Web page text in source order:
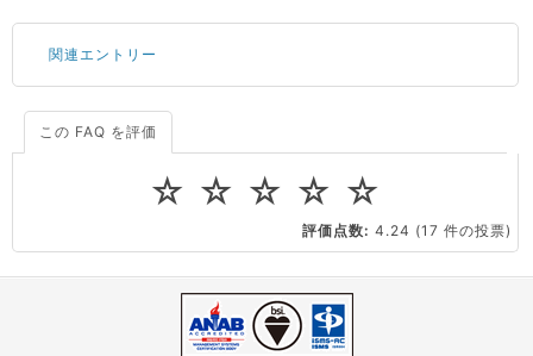
関連エントリー
サーバーが重いので調査してほしい
CPUやメモリをアップグレードしたい
この FAQ を評価
☆
☆
☆
☆
☆
評価点数: 4.24 (17 件の投票)